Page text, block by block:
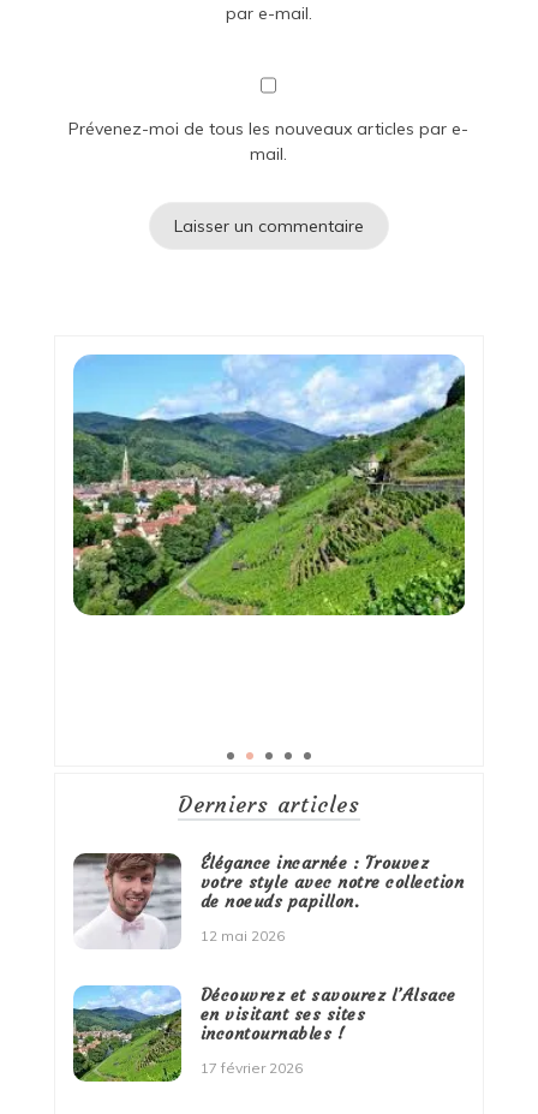
par e-mail.
Prévenez-moi de tous les nouveaux articles par e-
mail.
Derniers articles
Élégance incarnée : Trouvez
votre style avec notre collection
de noeuds papillon.
12 mai 2026
Découvrez et savourez l’Alsace
en visitant ses sites
incontournables !
17 février 2026